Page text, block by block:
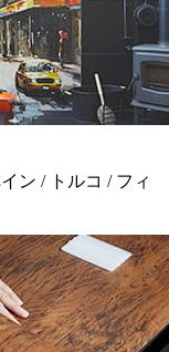
ン / トルコ / フィ